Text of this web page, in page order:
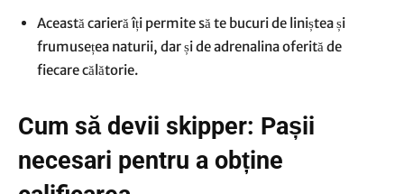
Această carieră îți permite să te bucuri de liniștea și
frumusețea naturii, dar și de adrenalina oferită de
fiecare călătorie.
Cum să devii skipper: Pașii
necesari pentru a obține